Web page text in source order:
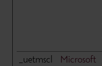
_uetmscl
Microsoft